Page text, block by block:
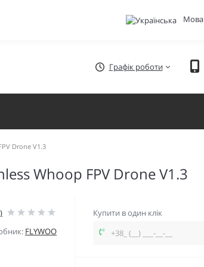
Мова
Графік роботи
Drone V1.3
Whoop FPV Drone V1.3
FLYWOO
Купити в один клік